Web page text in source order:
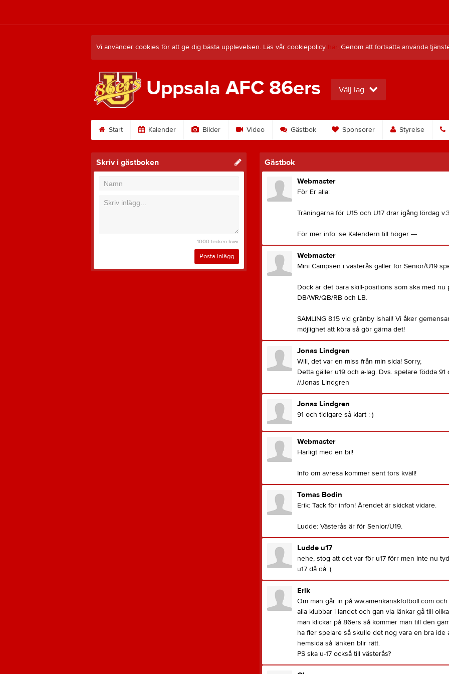
Vi använder cookies för att ge dig bästa upplevelsen. Läs vår cookiepolicy här. Genom att fortsätta använda
Uppsala AFC 86ers Välj lag
Start Kalender Bilder Video Gästbok Sponsorer Styrelse
Skriv i gästboken
1000 tecken kvar
Posta inlägg
Gästbok
Webmaster
För Er alla:
Träningarna för U15 och U17 drar igång lördag
För mer info: se Kalendern till höger ---
Webmaster
Mini Campsen i västerås gäller för Senior/U19
Dock är det bara skill-positions som ska med nu
DB/WR/QB/RB och LB.
SAMLING 8.15 vid gränby ishall! Vi åker
möjlighet att köra så gör gärna det!
Jonas Lindgren
Will, det var en miss från min sida! Sorry,
Detta gäller u19 och a-lag. Dvs. spelare födda 91
//Jonas Lindgren
Jonas Lindgren
91 och tidigare så klart :-)
Webmaster
Härligt med en bil!
Info om avresa kommer sent tors kväll!
Tomas Bodin
Erik: Tack för infon! Ärendet är skickat vidare.
Ludde: Västerås är för Senior/U19.
Ludde u17
nehe, stog att det var för u17 förr men inte nu
u17 då då :(
Erik
Om man går in på ww.amerikanskfotboll.com
alla klubbar i landet och gan via länkar gå till
man klickar på 86ers så kommer man till den
ha fler spelare så skulle det nog vara en bra ide
hemsida så länken blir rätt.
PS ska u-17 också till västerås?